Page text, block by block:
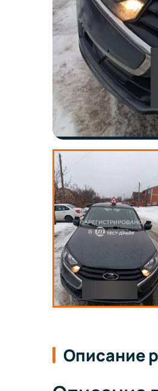
Описание